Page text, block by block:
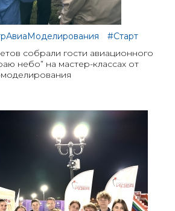
#Старт
собрали гости авиационного
небо” на мастер-классах от